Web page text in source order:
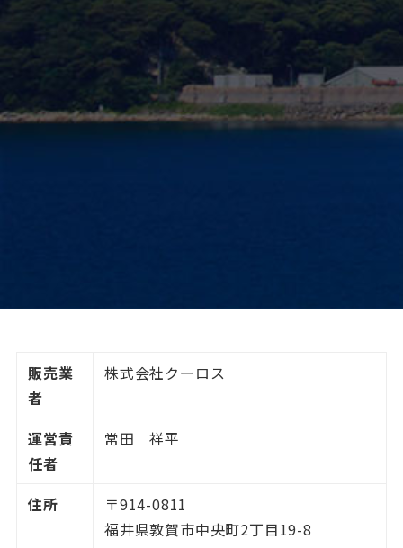
販売業
者
株式会社クーロス
運営責
任者
常田 祥平
住所
〒914-0811
福井県敦賀市中央町2丁目19-8